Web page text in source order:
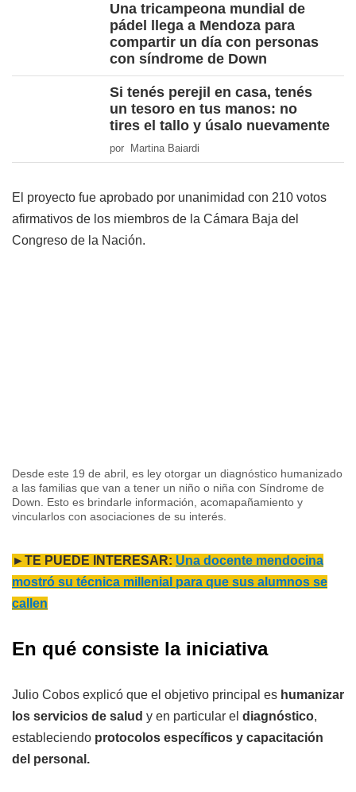
Una tricampeona mundial de
pádel llega a Mendoza para
compartir un día con personas
con síndrome de Down
Si tenés perejil en casa, tenés
un tesoro en tus manos: no
tires el tallo y úsalo nuevamente
por Martina Baiardi
El proyecto fue aprobado por unanimidad con 210 votos
afirmativos de los miembros de la Cámara Baja del
Congreso de la Nación.
Desde este 19 de abril, es ley otorgar un diagnóstico humanizado
a las familias que van a tener un niño o niña con Síndrome de
Down. Esto es brindarle información, acomapañamiento y
vincularlos con asociaciones de su interés.
►TE PUEDE INTERESAR: Una docente mendocina
mostró su técnica millenial para que sus alumnos se
callen
En qué consiste la iniciativa
Julio Cobos explicó que el objetivo principal es humanizar
los servicios de salud y en particular el diagnóstico,
estableciendo protocolos específicos y capacitación
del personal.